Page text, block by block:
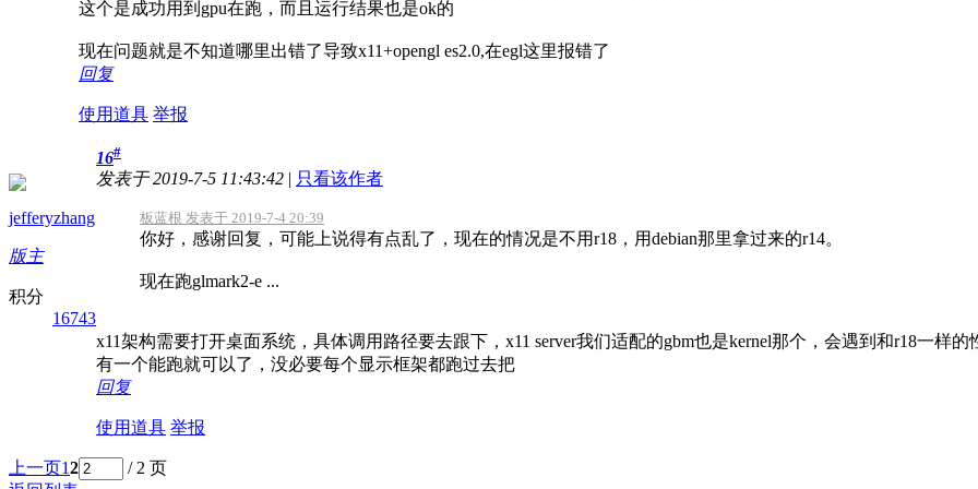
这个是成功用到gpu在跑，而且运行结果也是ok的
现在问题就是不知道哪里出错了导致x11+opengl es2.0,在egl这里报错了
回复
使用道具 举报
jefferyzhang
版主
积分
16743
16#
发表于 2019-7-5 11:43:42 | 只看该作者
板蓝根 发表于 2019-7-4 20:39
你好，感谢回复，可能上说得有点乱了，现在的情况是不用r18，用debian那里拿过来的r14。
现在跑glmark2-e ...
x11架构需要打开桌面系统，具体调用路径要去跟下，x11 server我们适配的gbm也是kernel那个，会遇到和r18一样的
有一个能跑就可以了，没必要每个显示框架都跑过去把
回复
使用道具 举报
上一页12
/ 2 页